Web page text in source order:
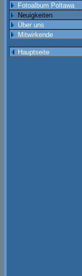
Fotoalbum Poltawa
Neuigkeiten
Über uns
Mitwirkende
Hauptseite